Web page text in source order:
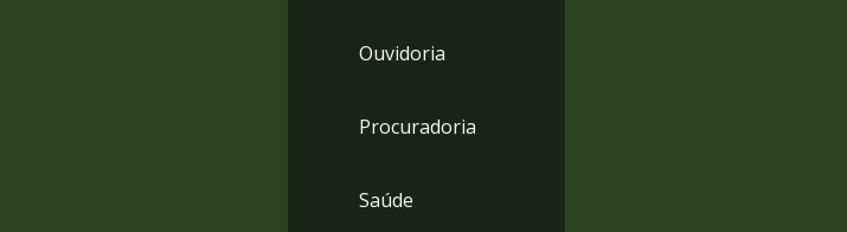
Ouvidoria
Procuradoria
Saúde